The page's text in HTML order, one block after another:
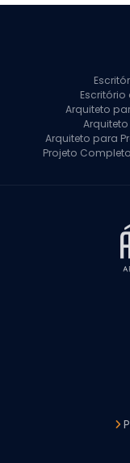
Escritório
Arquiteto
Arquiteto para
Projeto
Arquiteto
Arquiteto
Empresas
Projeto
Arquitetura
Empresa Design